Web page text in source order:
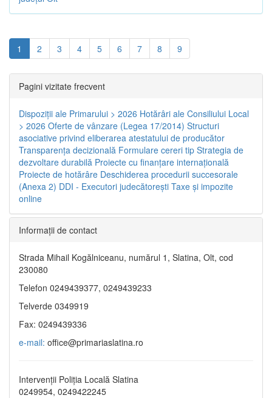
1 2 3 4 5 6 7 8 9
Pagini vizitate frecvent
Dispoziţii ale Primarului > 2026 Hotărâri ale Consiliului Local
> 2026 Oferte de vânzare (Legea 17/2014) Structuri
asociative privind eliberarea atestatului de producător
Transparenţa decizională Formulare cereri tip Strategia de
dezvoltare durabilă Proiecte cu finanţare internaţională
Proiecte de hotărâre Deschiderea procedurii succesorale
(Anexa 2) DDI - Executori judecătorești Taxe şi impozite
online
Informaţii de contact
Strada Mihail Kogălniceanu, numărul 1, Slatina, Olt, cod
230080
Telefon 0249439377, 0249439233
Telverde 0349919
Fax: 0249439336
e-mail: office@primariaslatina.ro
Intervenții Poliția Locală Slatina
0249954, 0249422245